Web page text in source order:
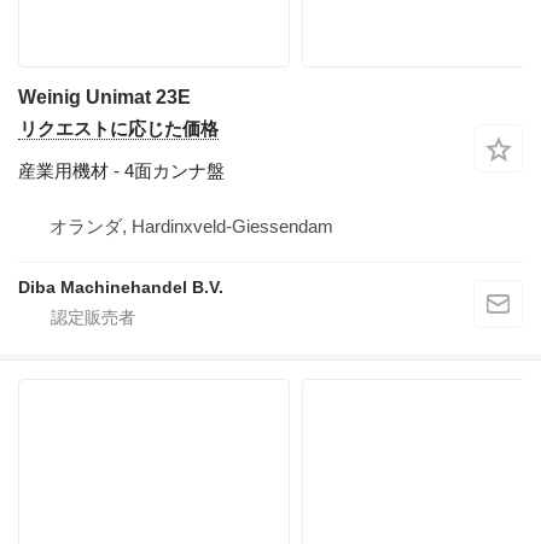
Weinig Unimat 23E
リクエストに応じた価格
産業用機材 - 4面カンナ盤
オランダ, Hardinxveld-Giessendam
Diba Machinehandel B.V.